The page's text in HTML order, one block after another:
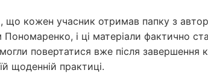
що кожен учасник отримав папку з
і ці матеріали фактично
могли повертатися вже після
щоденній практиці.